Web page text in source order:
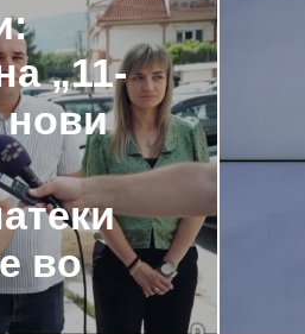
„11-
нови
во